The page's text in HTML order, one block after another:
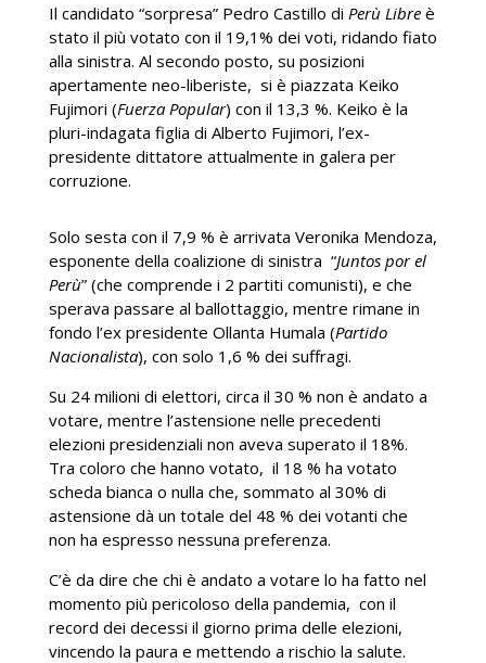
Il candidato “sorpresa” Pedro Castillo di Perù Libreè
stato il più votato con il 19,1% dei voti, ridando fiato
alla sinistra. Al secondo posto, su posizioni
apertamente neo-liberiste, si è piazzata Keiko
Fujimori (Fuerza Popular) con il 13,3 %. Keiko è la
pluri-indagata figlia di Alberto Fujimori, l’ex-
presidente dittatore attualmente in galera per
corruzione.
Solo sesta con il 7,9 % è arrivata Veronika Mendoza,
esponente della coalizione di sinistra “Juntos por el
Perù” (che comprende i 2 partiti comunisti), e che
sperava passare al ballottaggio, mentre rimane in
fondo l’ex presidente Ollanta Humala (Partido
Nacionalista), con solo 1,6 % dei suffragi.
Su 24 milioni di elettori, circa il 30 % non è andato a
votare, mentre l’astensione nelle precedenti
elezioni presidenziali non aveva superato il 18%.
Tra coloro che hanno votato, il 18 % ha votato
scheda bianca o nulla che, sommato al 30% di
astensione dà un totale del 48 % dei votanti che
non ha espresso nessuna preferenza.
C’è da dire che chi è andato a votare lo ha fatto nel
momento più pericoloso della pandemia, con il
record dei decessi il giorno prima delle elezioni,
vincendo la paura e mettendo a rischio la salute.